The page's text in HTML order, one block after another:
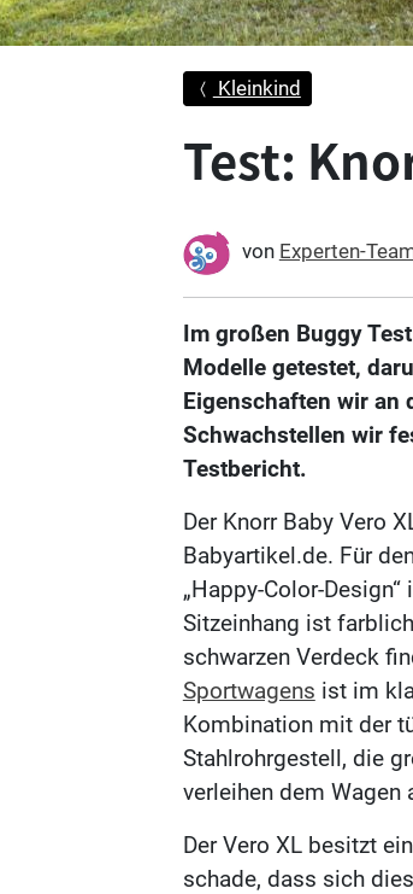
Kleinkind
Test:
von Experten-
Im großen Buggy
Modelle getestet,
Eigenschaften wir an
Schwachstellen wir
Testbericht.
Der Knorr Baby Vero
Babyartikel.de. Für
„Happy-Color-
Sitzeinhang ist
schwarzen Verdeck
Sportwagens ist im
Kombination mit der
Stahlrohrgestell, die
verleihen dem Wagen
Der Vero XL besitzt
schade, dass sich